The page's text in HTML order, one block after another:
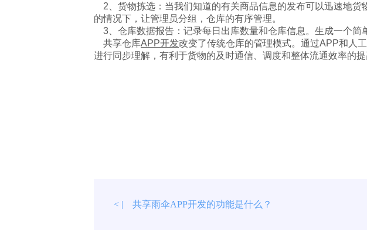
2、货物拣选：当我们知道的有关商品信息的发布可以迅速地货
的情况下，让管理员分组，仓库的有序管理。
3、仓库数据报告：记录每日出库数量和仓库信息。生成一个简
共享仓库APP开发改变了传统仓库的管理模式。通过APP和人
进行同步理解，有利于货物的及时通信、调度和整体流通效率的
< | 共享雨伞APP开发的功能是什么？